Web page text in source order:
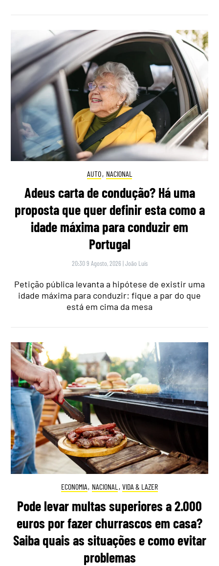
AUTO, NACIONAL
Adeus carta de condução? Há uma
proposta que quer definir esta como a
idade máxima para conduzir em
Portugal
20:30 9 Agosto, 2026 |João Luís
Petição pública levanta a hipótese de existir uma
idade máxima para conduzir: fique a par do que
está em cima da mesa
ECONOMIA, NACIONAL , VIDA & LAZER
Pode levar multas superiores a 2.000
euros por fazer churrascos em casa?
Saiba quais as situações e como evitar
problemas